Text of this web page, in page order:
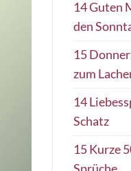
14 Guten
den
15
zum
14
Schatz
15 Kurze